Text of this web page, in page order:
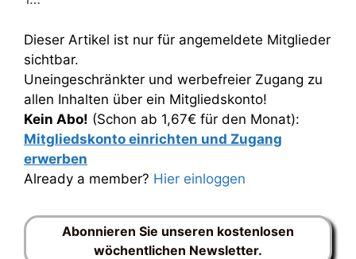
Dieser Artikel ist nur für angemeldete Mitglieder
sichtbar.
Uneingeschränkter und werbefreier Zugang zu
allen Inhalten über ein Mitgliedskonto!
Kein Abo! (Schon ab 1,67€ für den Monat):
Mitgliedskonto einrichten und Zugang
erwerben
Already a member? Hier einloggen
Abonnieren Sie unseren kostenlosen
wöchentlichen Newsletter.